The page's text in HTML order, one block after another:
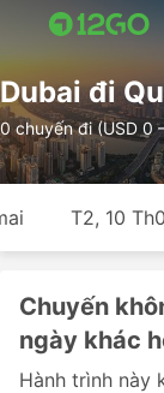
Dubai đi
0 chuyến đi (USD 0
T2, 10
Chuyến
ngày khác
Hành trình này